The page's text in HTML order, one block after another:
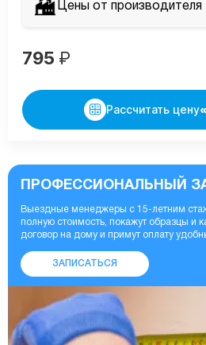
Цены от производителя
795 ₽
Рассчитать цену
ПРОФЕССИОНАЛЬНЫЙ
Выездные менеджеры с 15-летним
полную стоимость, покажут образцы и
договор на дому и примут оплату
ЗАПИСАТЬСЯ